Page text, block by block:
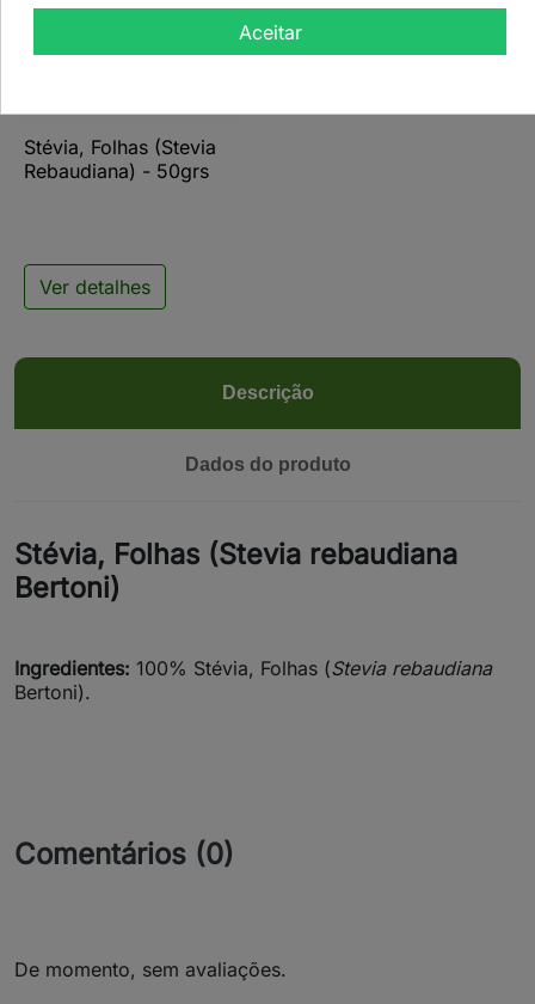
Stévia, Folhas (Stevia
Rebaudiana) - 50grs
Ver detalhes
Descrição
Dados do produto
Stévia, Folhas (Stevia rebaudiana
Bertoni)
Ingredientes: 100% Stévia, Folhas (Stevia rebaudiana
Bertoni).
Comentários (0)
De momento, sem avaliações.
Aceitar